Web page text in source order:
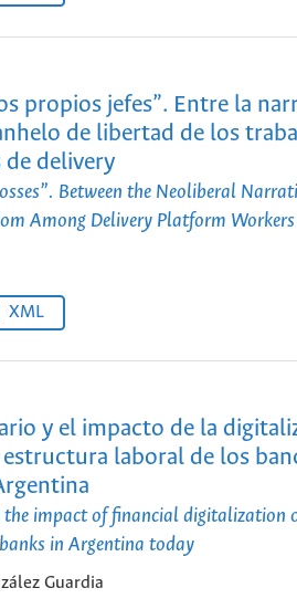
propios jefes”. Entre la
de libertad de los
delivery
Between the Neoliberal
Among Delivery Platform Workers
XML
y el impacto de la
laboral de los
the impact of financial digitalization
in Argentina today
Guardia